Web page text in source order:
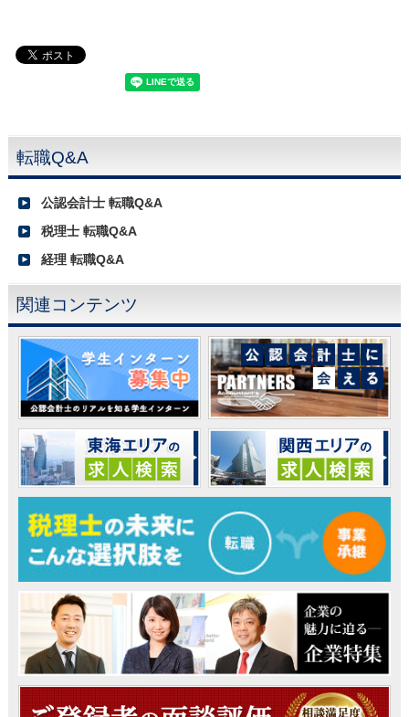
転職Q&A
公認会計士 転職Q&A
税理士 転職Q&A
経理 転職Q&A
関連コンテンツ